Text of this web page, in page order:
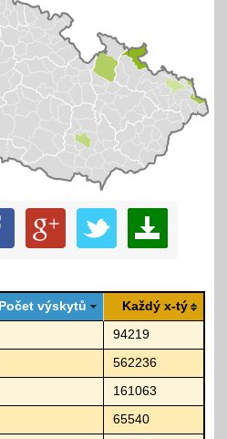
Počet výskytů Každý x-tý
94219
562236
161063
65540